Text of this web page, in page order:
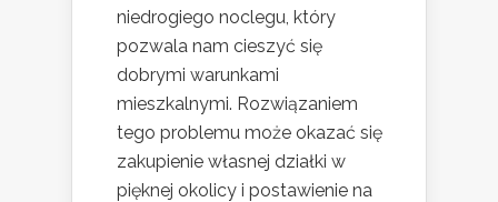
niedrogiego noclegu, który
pozwala nam cieszyć się
dobrymi warunkami
mieszkalnymi. Rozwiązaniem
tego problemu może okazać się
zakupienie własnej działki w
pięknej okolicy i postawienie na